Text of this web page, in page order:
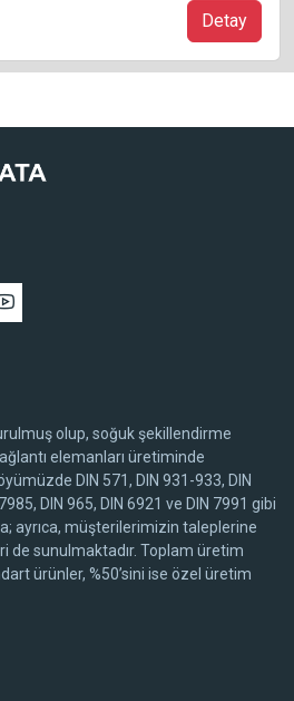
Detay
olup, soğuk şekillendirme
elemanları üretiminde
DIN 571, DIN 931-933, DIN
DIN 965, DIN 6921 ve DIN 7991 gibi
ayrıca, müşterilerimizin taleplerine
de sunulmaktadır. Toplam üretim
ürünler, %50’sini ise özel üretim